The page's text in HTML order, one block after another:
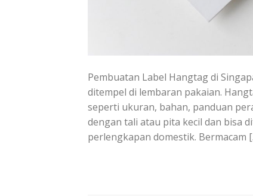
Pembuatan Label Hangtag di
ditempel di lembaran pakaian.
seperti ukuran, bahan, panduan
dengan tali atau pita kecil dan bisa
perlengkapan domestik. Bermacam